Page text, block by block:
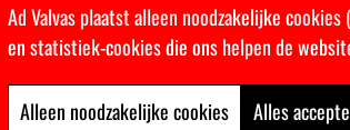
Ad Valvas plaatst alleen noodzakelijke
en statistiek-cookies die ons helpen de
Alleen noodzakelijke cookies Alles